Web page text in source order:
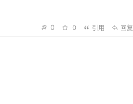
0 0 引用 回复